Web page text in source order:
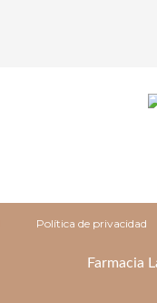
Política de privacidad
Farmacia